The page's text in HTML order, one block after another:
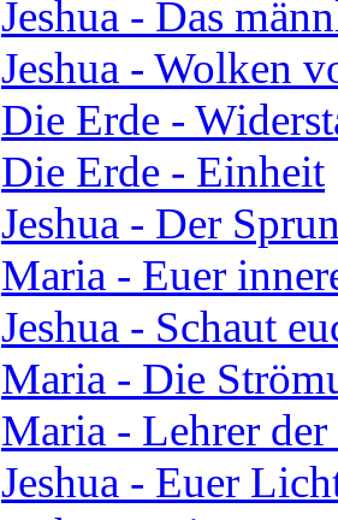
Jeshua - Das
Jeshua - Wolken
Die Erde -
Die Erde - Einheit
Jeshua - Der
Maria - Euer
Jeshua - Schaut
Maria - Die
Maria - Lehrer
Jeshua - Euer